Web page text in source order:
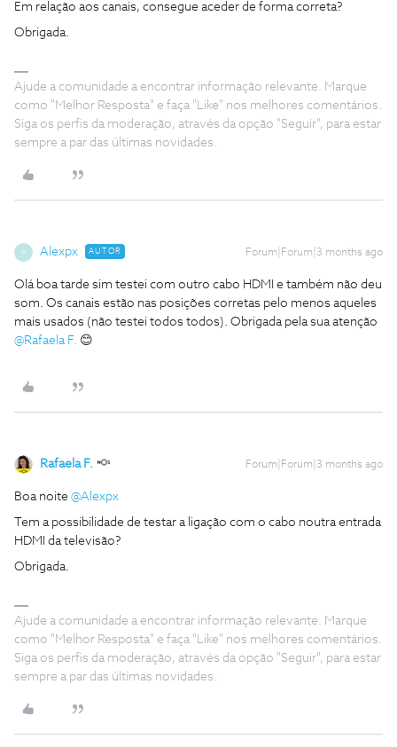
Em relação aos canais, consegue aceder de forma correta?
Obrigada.
Ajude a comunidade a encontrar informação relevante. Marque
como "Melhor Resposta" e faça "Like" nos melhores comentários.
Siga os perfis da moderação, através da opção "Seguir", para estar
sempre a par das últimas novidades.
A Alexpx AUTOR Forum|Forum|3 months ago
Olá boa tarde sim testei com outro cabo HDMI e também não deu
som. Os canais estão nas posições corretas pelo menos aqueles
mais usados (não testei todos todos). Obrigada pela sua atenção ​
@Rafaela F. 😊
Rafaela F. Forum|Forum|3 months ago
Boa noite ​ @Alexpx
Tem a possibilidade de testar a ligação com o cabo noutra entrada
HDMI da televisão?
Obrigada.
Ajude a comunidade a encontrar informação relevante. Marque
como "Melhor Resposta" e faça "Like" nos melhores comentários.
Siga os perfis da moderação, através da opção "Seguir", para estar
sempre a par das últimas novidades.